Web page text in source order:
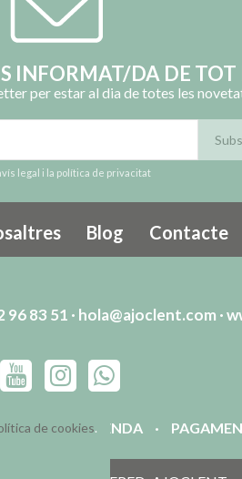
INFORMAT/DA DE TOT
per estar al dia de totes les
legal i la política de privacitat
Blog Contacte
96 83 51 · hola@ajoclent.com ·
D’ÚS I VENDA
de cookies.